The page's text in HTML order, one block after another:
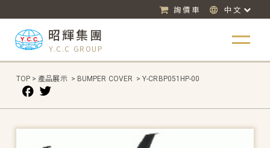
詢價車 中文
昭輝集團
Y.C.C GROUP
TOP > 產品展示 > BUMPER COVER > Y-CRBP051HP-00